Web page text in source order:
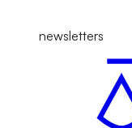
newsletters